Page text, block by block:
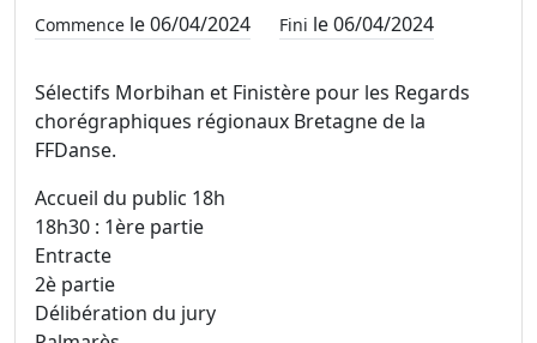
Commence le 06/04/2024 Fini le 06/04/2024
Sélectifs Morbihan et Finistère pour les Regards
chorégraphiques régionaux Bretagne de la
FFDanse.
Accueil du public 18h
18h30 : 1ère partie
Entracte
2è partie
Délibération du jury